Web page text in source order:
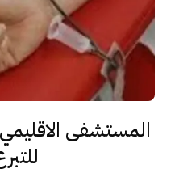
المستشفى